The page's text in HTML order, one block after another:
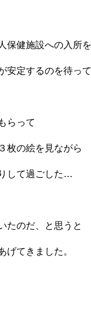
保健施設への入所
安定するのを待って
らって
枚の絵を見ながら
して過ごした…
たのだ、と思うと
げてきました。